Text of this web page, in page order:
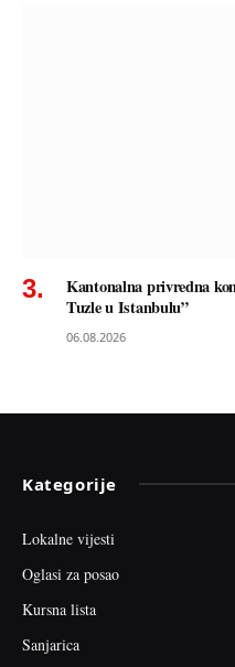
Kantonalna privredna
Tuzle u Istanbulu”
06.08.2026
Kategorije
Lokalne vijesti
Oglasi za posao
Kursna lista
Sanjarica